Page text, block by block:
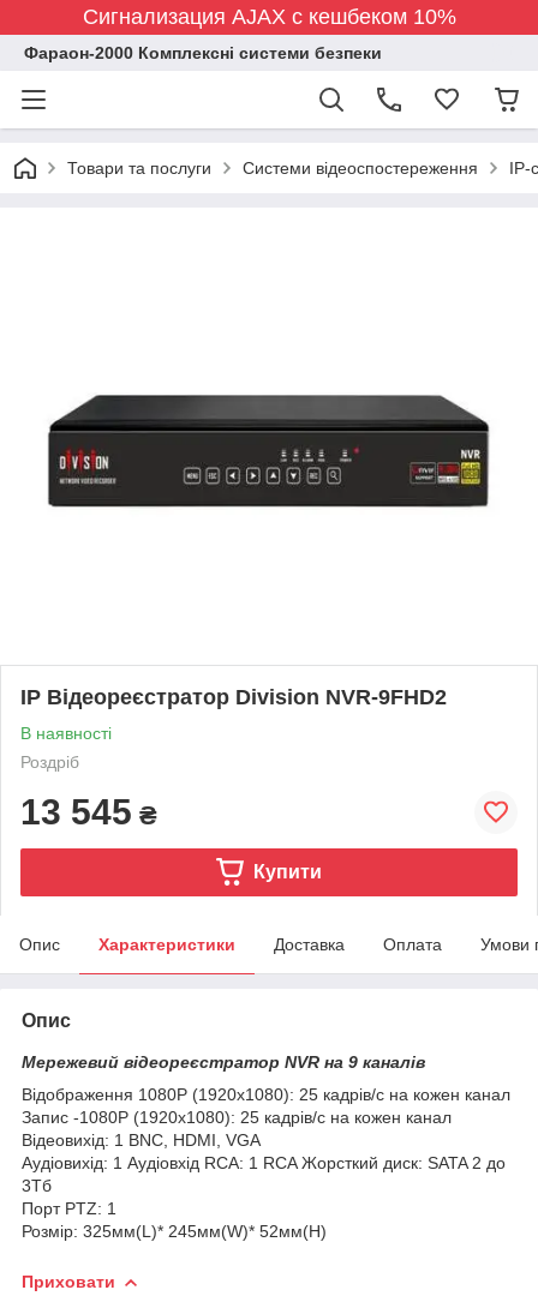
Сигнализация AJAX с кешбеком 10%
Фараон-2000 Комплексні системи безпеки
Товари та послуги Системи відеоспостереження IP-
IP Відеореєстратор Division NVR-9FHD2
В наявності
Роздріб
13 545 ₴
Купити
Опис Характеристики Доставка Оплата Умови
Опис
Мережевий відеореєстратор NVR на 9 каналів
Відображення 1080P (1920x1080): 25 кадрів/с на кожен канал
Запис -1080P (1920x1080): 25 кадрів/с на кожен канал
Відеовихід: 1 BNC, HDMI, VGA
Аудіовихід: 1 Аудіовхід RCA: 1 RCA Жорсткий диск: SATA 2 до
3Тб
Порт PTZ: 1
Розмір: 325мм(L)* 245мм(W)* 52мм(H)
Приховати